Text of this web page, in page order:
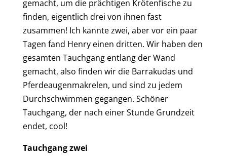
gemacht, um die prächtigen Krötenfische zu
finden, eigentlich drei von ihnen fast
zusammen! Ich kannte zwei, aber vor ein paar
Tagen fand Henry einen dritten. Wir haben den
gesamten Tauchgang entlang der Wand
gemacht, also finden wir die Barrakudas und
Pferdeaugenmakrelen, und sind zu jedem
Durchschwimmen gegangen. Schöner
Tauchgang, der nach einer Stunde Grundzeit
endet, cool!
Tauchgang zwei